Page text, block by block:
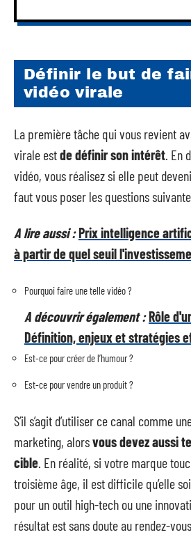
Définir le but de
vidéo virale
La première tâche qui vous revient
virale estde définir son intérêt .
vidéo, vous réalisez si elle peut
faut vous poser les questions
A lire aussi :Prix intelligence
à partir de quel seuil
Pourquoi faire une telle vidéo ?
A découvrir également :Rôle
Définition, enjeux et stratégies
Est-ce pour créer de l’humour ?
Est-ce pour vendre un produit ?
S’il s’agit d’utiliser ce canal comme
marketing, alorsvous devez aussi
cible. En réalité, si votre marque
troisième âge, il est difficile qu’elle
pour un outil high-tech ou une
résultat est sans doute au rendez-